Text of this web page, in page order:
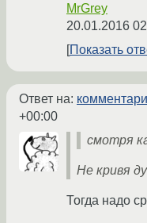
MrGrey
20.01.2016
Показать
Ответ на:
+00:00
смотря
Не кривя
Тогда надо